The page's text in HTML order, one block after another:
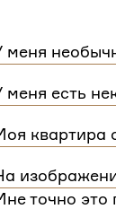
меня
меня есть
квартира
или
точно это